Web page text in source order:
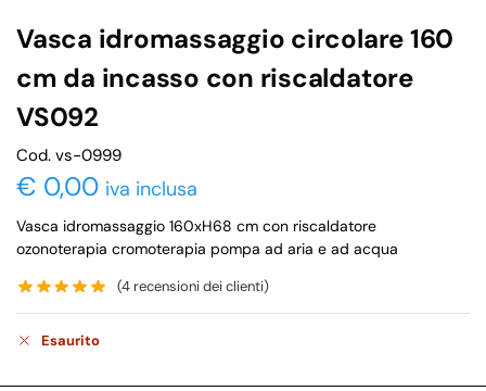
Vasca idromassaggio circolare 160
cm da incasso con riscaldatore
VS092
Cod. vs-0999
€ 0,00 iva inclusa
Vasca idromassaggio 160xH68 cm con riscaldatore
ozonoterapia cromoterapia pompa ad aria e ad acqua
(4 recensioni dei clienti)
Esaurito